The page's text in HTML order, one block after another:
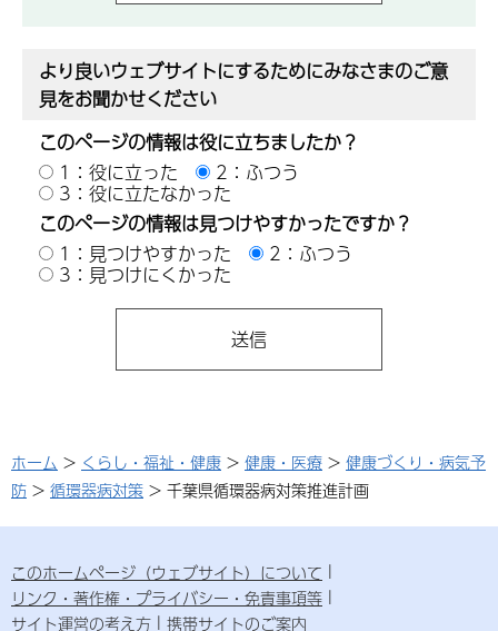
より良いウェブサイトにするためにみなさまのご意
見をお聞かせください
このページの情報は役に立ちましたか？
1：役に立った
2：ふつう
3：役に立たなかった
このページの情報は見つけやすかったですか？
1：見つけやすかった
2：ふつう
3：見つけにくかった
ホーム > くらし・福祉・健康 > 健康・医療 > 健康づくり・病気予
防 > 循環器病対策 > 千葉県循環器病対策推進計画
このホームページ（ウェブサイト）について
リンク・著作権・プライバシー・免責事項等
サイト運営の考え方
携帯サイトのご案内